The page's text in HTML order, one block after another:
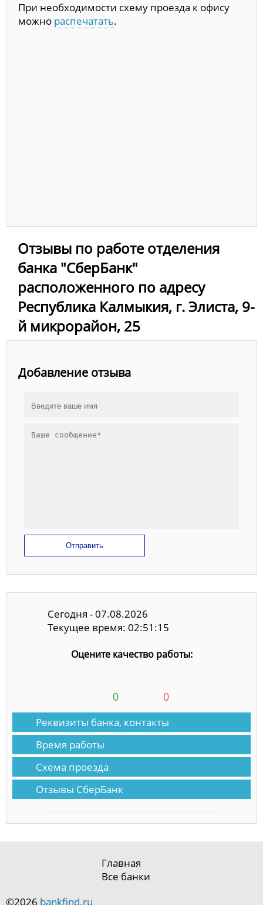
При необходимости схему проезда к офису
можно распечатать.
Отзывы по работе отделения
банка "СберБанк"
расположенного по адресу
Республика Калмыкия, г. Элиста, 9-
й микрорайон, 25
Добавление отзыва
Отправить
Сегодня - 07.08.2026
Текущее время: 02:51:15
Оцените качество работы:
0 0
Реквизиты банка, контакты
Время работы
Схема проезда
Отзывы СберБанк
Главная
Все банки
©2026 bankfind.ru